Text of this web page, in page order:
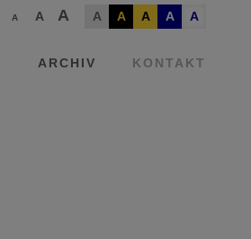
A A A A A A A A
ARCHIV KONTAKT